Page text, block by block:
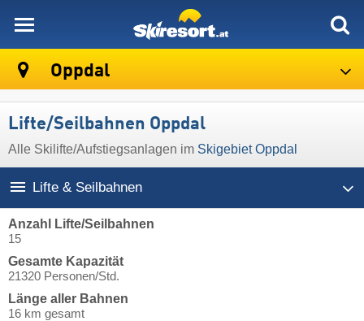
Oppdal
Lifte/Seilbahnen Oppdal
Alle Skilifte/Aufstiegsanlagen im Skigebiet Oppdal
Lifte & Seilbahnen
Anzahl Lifte/Seilbahnen
15
Gesamte Kapazität
21320 Personen/Std.
Länge aller Bahnen
16 km gesamt